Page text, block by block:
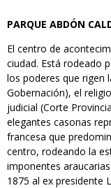
PARQUE ABDÓN
El centro de
ciudad. Está rodeado
los poderes que rigen
Gobernación), el
judicial (Corte
elegantes casonas
francesa que
centro, rodeando la
imponentes
1875 al ex presidente